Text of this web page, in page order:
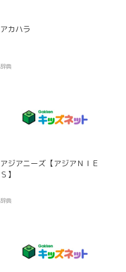
アカハラ
辞典
アジアニーズ【アジアＮＩＥ
Ｓ】
辞典